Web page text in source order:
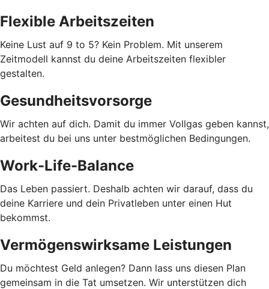
Flexible Arbeitszeiten
Keine Lust auf 9 to 5? Kein Problem. Mit unserem
Zeitmodell kannst du deine Arbeitszeiten flexibler
gestalten.
Gesundheitsvorsorge
Wir achten auf dich. Damit du immer Vollgas geben kannst,
arbeitest du bei uns unter bestmöglichen Bedingungen.
Work-Life-Balance
Das Leben passiert. Deshalb achten wir darauf, dass du
deine Karriere und dein Privatleben unter einen Hut
bekommst.
Vermögenswirksame Leistungen
Du möchtest Geld anlegen? Dann lass uns diesen Plan
gemeinsam in die Tat umsetzen. Wir unterstützen dich